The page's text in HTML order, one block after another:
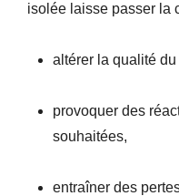
isolée laisse passer la
altérer la qualité
provoquer des
souhaitées,
entraîner des